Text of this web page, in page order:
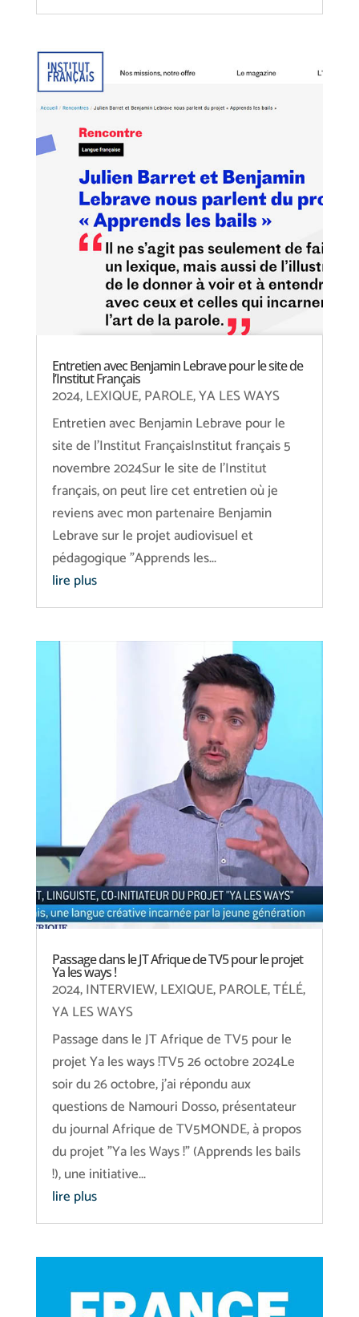
Entretien avec Benjamin Lebrave pour le site de
l’Institut Français
2024,LEXIQUE,PAROLE,YA LES WAYS
Entretien avec Benjamin Lebrave pour le
site de l'Institut FrançaisInstitut français 5
novembre 2024Sur le site de l'Institut
français, on peut lire cet entretien où je
reviens avec mon partenaire Benjamin
Lebrave sur le projet audiovisuel et
pédagogique "Apprends les...
lire plus
Passage dans le JT Afrique de TV5 pour le projet
Ya les ways !
2024,INTERVIEW,LEXIQUE,PAROLE,TÉLÉ,
YA LES WAYS
Passage dans le JT Afrique de TV5 pour le
projet Ya les ways !TV5 26 octobre 2024Le
soir du 26 octobre, j'ai répondu aux
questions de Namouri Dosso, présentateur
du journal Afrique de TV5MONDE, à propos
du projet "Ya les Ways !" (Apprends les bails
!), une initiative...
lire plus